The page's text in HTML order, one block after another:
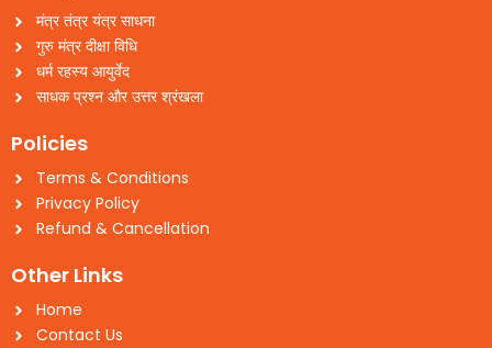
मंत्र तंत्र यंत्र साधना
गुरु मंत्र दीक्षा विधि
धर्म रहस्य आयुर्वेद
साधक प्रश्न और उत्तर श्रंखला
Policies
Terms & Conditions
Privacy Policy
Refund & Cancellation
Other Links
Home
Contact Us